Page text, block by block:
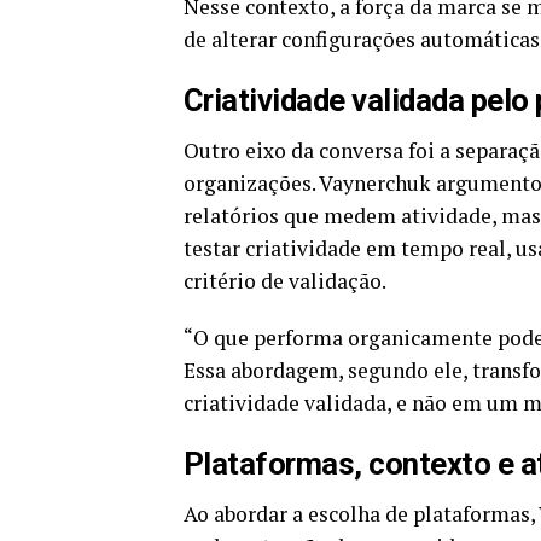
Nesse contexto, a força da marca se
de alterar configurações
Criatividade validada
Outro eixo da conversa foi a
organizações. Vaynerchuk
relatórios que medem atividade,
testar criatividade em tempo real,
critério de validação.
“O que performa organicamente
Essa abordagem, segundo ele,
criatividade validada, e não em um
Plataformas, contexto e
Ao abordar a escolha de